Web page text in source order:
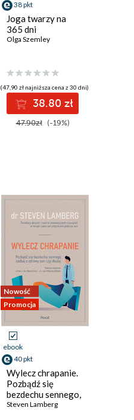
38 pkt
Joga twarzy na
365 dni
Olga Szemley
(47,90 zł najniższa cena z 30 dni)
38.80 zł
47.90zł (-19%)
Nowość
Promocja
ebook
40 pkt
Wylecz chrapanie.
Pozbądź się
bezdechu sennego,
zadbaj o zdrowy
Steven Lamberg